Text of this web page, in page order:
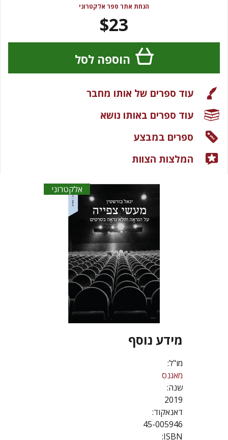
אלקטרוני
מידע נוסף
מו"ל:
מאגנס
שנה:
2019
דאנאקוד:
45-005946
ISBN:
הנחת אתר ספר אלקטרוני
$23
הוספה לסל
עוד ספרים של אותו מחבר
עוד ספרים באותו נושא
ספרים במבצע
המלצות הצוות